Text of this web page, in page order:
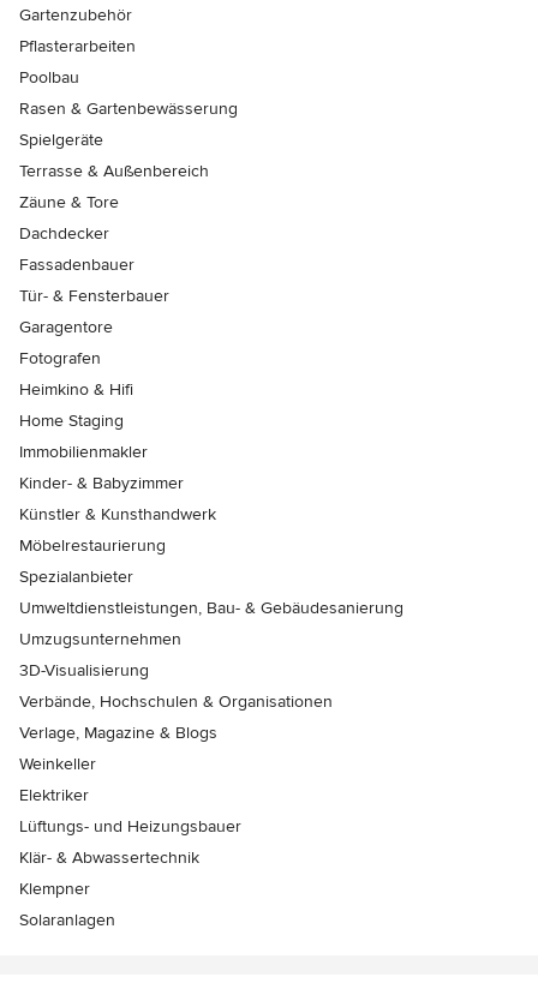
Gartenzubehör
Pflasterarbeiten
Poolbau
Rasen & Gartenbewässerung
Spielgeräte
Terrasse & Außenbereich
Zäune & Tore
Dachdecker
Fassadenbauer
Tür- & Fensterbauer
Garagentore
Fotografen
Heimkino & Hifi
Home Staging
Immobilienmakler
Kinder- & Babyzimmer
Künstler & Kunsthandwerk
Möbelrestaurierung
Spezialanbieter
Umweltdienstleistungen, Bau- & Gebäudesanierung
Umzugsunternehmen
3D-Visualisierung
Verbände, Hochschulen & Organisationen
Verlage, Magazine & Blogs
Weinkeller
Elektriker
Lüftungs- und Heizungsbauer
Klär- & Abwassertechnik
Klempner
Solaranlagen